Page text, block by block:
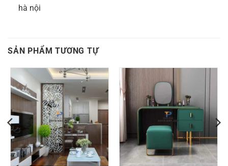
hà nội
SẢN PHẨM TƯƠNG TỰ